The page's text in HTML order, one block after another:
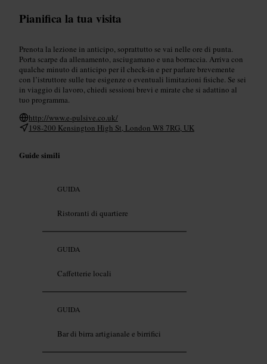
Pianifica la tua visita
Prenota la lezione in anticipo, soprattutto se vai nelle ore di punta.
Porta scarpe da allenamento, asciugamano e una borraccia. Arriva con
qualche minuto di anticipo per il check-in e per parlare brevemente
con l’istruttore sulle tue esigenze o eventuali limitazioni fisiche. Se sei
in viaggio di lavoro, chiedi sessioni brevi e mirate che si adattino al
tuo programma.
http://www.e-pulsive.co.uk/
198-200 Kensington High St, London W8 7RG, UK
Guide simili
GUIDA
Ristoranti di quartiere
GUIDA
Caffetterie locali
GUIDA
Bar di birra artigianale e birrifici